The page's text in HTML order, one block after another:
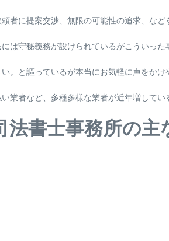
者に提案交渉、無限の可能性の追求、など
は守秘義務が設けられているがこういっ
。と謳っているが本当にお気軽に声をかけ
業者など、多種多様な業者が近年増してい
法書士事務所の主